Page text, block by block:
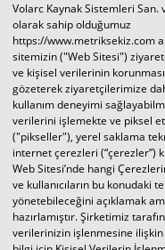
Volarc Kaynak Sistemleri San.
olarak sahip olduğumuz
https://www.metriksekiz.com
sitemizin ("Web Sitesi")
ve kişisel verilerinin korunması
gözeterek ziyaretçilerimize
kullanım deneyimi
verilerini işlemekte ve piksel
("pikseller"), yerel saklama
internet çerezleri (“çerezler”)
Web Sitesi’nde hangi
ve kullanıcıların bu konudaki
yönetebileceğini açıklamak
hazırlamıştır. Şirketimiz
verilerinizin işlenmesine ilişkin
E-BÜLTEN
Tüm kampanya ve
kaydolunuz.